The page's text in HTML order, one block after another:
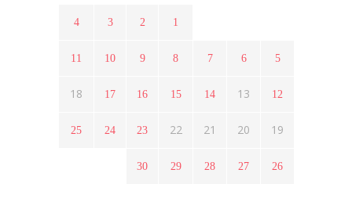
الثورة السورية ؟
في الثورة السورية ؟
1
2
3
4
5
6
7
8
9
10
11
12
13
14
15
16
17
18
19
20
21
22
23
24
25
26
27
28
29
30